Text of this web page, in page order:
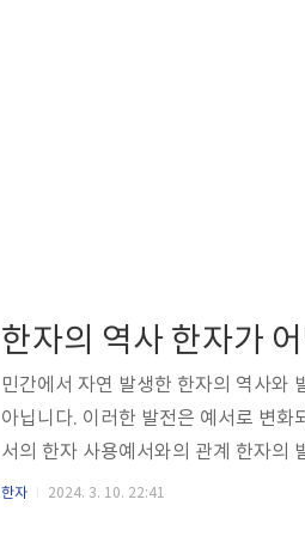
한자의 역사 한자가
민간에서 자연 발생한 한자의 역사와
아닙니다. 이러한 발전은 예서로 변
서의 한자 사용예서와의 관계 한자의
한자는 굵기와 사이 및 폭백을 조절하
한자 2024. 3. 10. 22:41